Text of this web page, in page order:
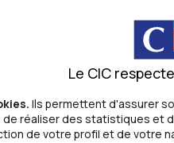
sur internet. Et ce week-
disait aussi de mettre de
pas dépenser tout son
Le CIC
Ils permettent d'assurer
réaliser des statistiques et
de votre profil et de votre